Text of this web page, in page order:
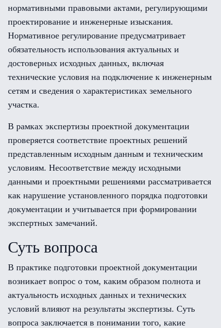
нормативными правовыми актами, регулирующими
проектирование и инженерные изыскания.
Нормативное регулирование предусматривает
обязательность использования актуальных и
достоверных исходных данных, включая
технические условия на подключение к инженерным
сетям и сведения о характеристиках земельного
участка.
В рамках экспертизы проектной документации
проверяется соответствие проектных решений
представленным исходным данным и техническим
условиям. Несоответствие между исходными
данными и проектными решениями рассматривается
как нарушение установленного порядка подготовки
документации и учитывается при формировании
экспертных замечаний.
Суть вопроса
В практике подготовки проектной документации
возникает вопрос о том, каким образом полнота и
актуальность исходных данных и технических
условий влияют на результаты экспертизы. Суть
вопроса заключается в понимании того, какие